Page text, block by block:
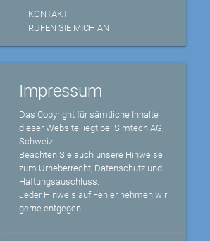
KONTAKT
RUFEN SIE MICH AN
Impressum
Das Copyright für sämtliche Inhalte
dieser Website liegt bei Simtech AG,
Schweiz.
Beachten Sie auch unsere Hinweise
zum Urheberrecht, Datenschutz und
Haftungsauschluss.
Jeder Hinweis auf Fehler nehmen wir
gerne entgegen.